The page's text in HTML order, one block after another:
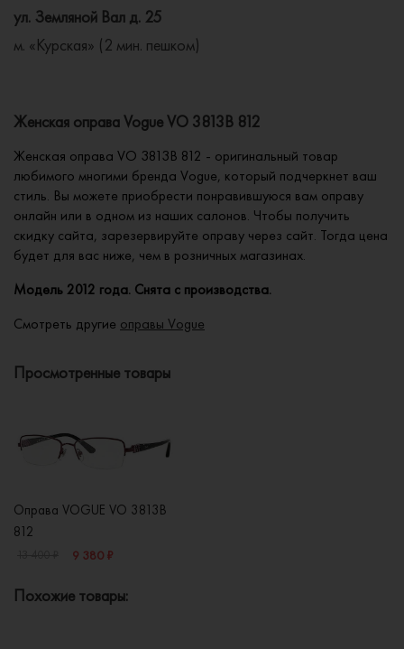
ул. Земляной Вал д. 25
м. «Курская» (2 мин. пешком)
Женская оправа Vogue VO 3813B 812
Женская оправа VO 3813B 812 - оригинальный товар
любимого многими бренда Vogue, который подчеркнет ваш
стиль. Вы можете приобрести понравившуюся вам оправу
онлайн или в одном из наших салонов. Чтобы получить
скидку сайта, зарезервируйте оправу через сайт. Тогда цена
будет для вас ниже, чем в розничных магазинах.
Модель 2012 года. Снята с производства.
Смотреть другие оправы Vogue
Просмотренные товары
Оправа VOGUE VO 3813B
812
9 380 ₽
Похожие товары: